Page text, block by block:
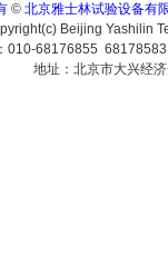
© 北京雅士林试验设备有
Beijing Yashilin
010-68176855
地址：北京市大兴经